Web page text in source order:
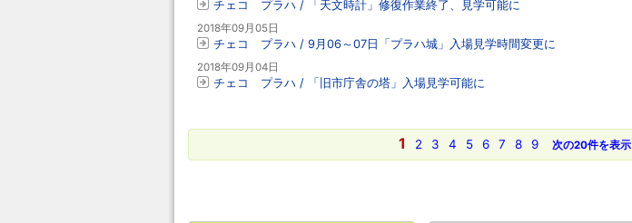
チェコ プラハ / 「天文時計」修復作業終了、見学可能に
2018年09月05日
チェコ プラハ / 9月06～07日「プラハ城」入場見学時間変更に
2018年09月04日
チェコ プラハ / 「旧市庁舎の塔」入場見学可能に
1 2 3 4 5 6 7 8 9 次の20件を表示